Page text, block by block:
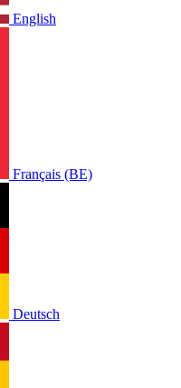
English
Français (BE)
Deutsch